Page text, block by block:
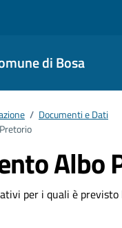
di Bosa
/ Documenti e Dati
Albo
per i quali è previsto